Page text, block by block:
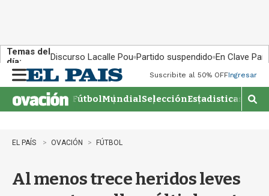
Temas del
día:
Discurso Lacalle Pou Partido suspendido En Clave País
n
u
Suscribite al 50% OFFIngresar
FútbolMundialSelecciónEstadisticas
M
o
EL PAÍS OVACIÓN FÚTBOL
Al menos trece heridos leves